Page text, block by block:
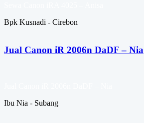
Bpk Kusnadi - Cirebon
Jual Canon iR 2006n DaDF – Nia
Ibu Nia - Subang